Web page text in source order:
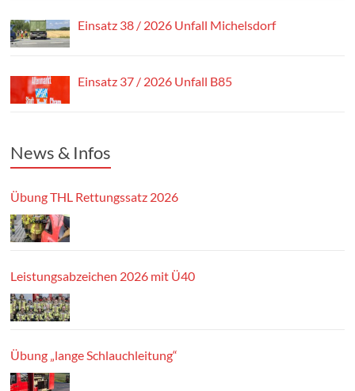
Einsatz 38 / 2026 Unfall Michelsdorf
Einsatz 37 / 2026 Unfall B85
News & Infos
Übung THL Rettungssatz 2026
Leistungsabzeichen 2026 mit Ü40
Übung „lange Schlauchleitung“